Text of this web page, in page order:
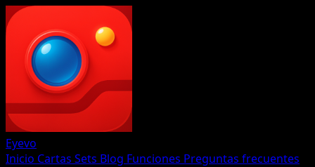
Eyevo
Inicio Cartas Sets Blog Funciones Preguntas frecuentes